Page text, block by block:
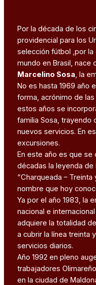
Por la década de los
providencial para los
selección fútbol ,por
mundo en Brasil, nace
Marcelino Sosa, la
No es hasta 1969 año
forma, acrónimo de
estos años se
familia Sosa, trayendo
nuevos servicios. En
excursiones.
En este año es que
décadas la leyenda
“Charqueada –
nombre que hoy
Ya por el año 1983, la
nacional e
adquiere la totalidad
a cubrir la línea treinta
servicios diarios.
Año 1992 en pleno
trabajadores
en la ciudad de